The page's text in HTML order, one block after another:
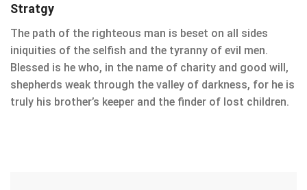
Stratgy
The path of the righteous man is beset on all sides
iniquities of the selfish and the tyranny of evil men.
Blessed is he who, in the name of charity and good will,
shepherds weak through the valley of darkness, for he is
truly his brother’s keeper and the finder of lost children.